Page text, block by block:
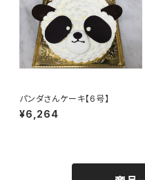
パンダさんケーキ【6号】
¥6,264